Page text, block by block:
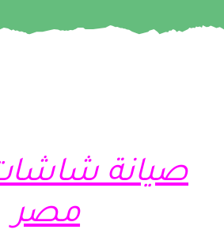
صيانة شاشات
مصر